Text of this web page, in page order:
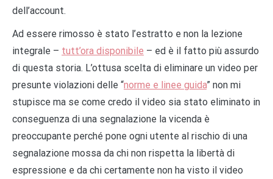
dell’account.
Ad essere rimosso è stato l’estratto e non la lezione
integrale – tutt’ora disponibile – ed è il fatto più assurdo
di questa storia. L’ottusa scelta di eliminare un video per
presunte violazioni delle “norme e linee guida” non mi
stupisce ma se come credo il video sia stato eliminato in
conseguenza di una segnalazione la vicenda è
preoccupante perché pone ogni utente al rischio di una
segnalazione mossa da chi non rispetta la libertà di
espressione e da chi certamente non ha visto il video